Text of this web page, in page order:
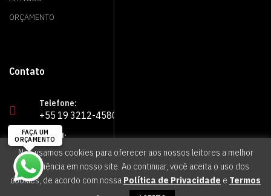
ORÇAMENTO
Contato
Telefone:
+55 19 3212-4580
E-mail:
rush@rushvideo.com.br
Onde estamos:
Campinas, São Paulo • BR
Nós usamos cookies para oferecer aos nossos leitores a melhor
experiência em nosso site. Ao continuar, você aceita o uso dos
cookies, de acordo com nossa Política de Privacidade e Termos